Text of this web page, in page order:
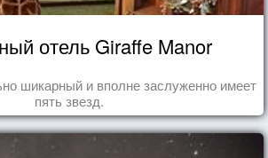
отель Giraffe Manor
шикарный и вполне заслуженно имеет
пять звезд.